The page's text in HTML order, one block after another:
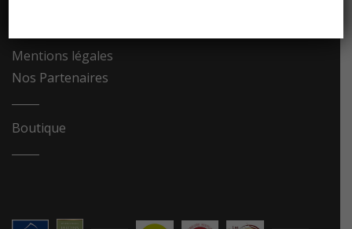
Mentions légales
Nos Partenaires
Boutique